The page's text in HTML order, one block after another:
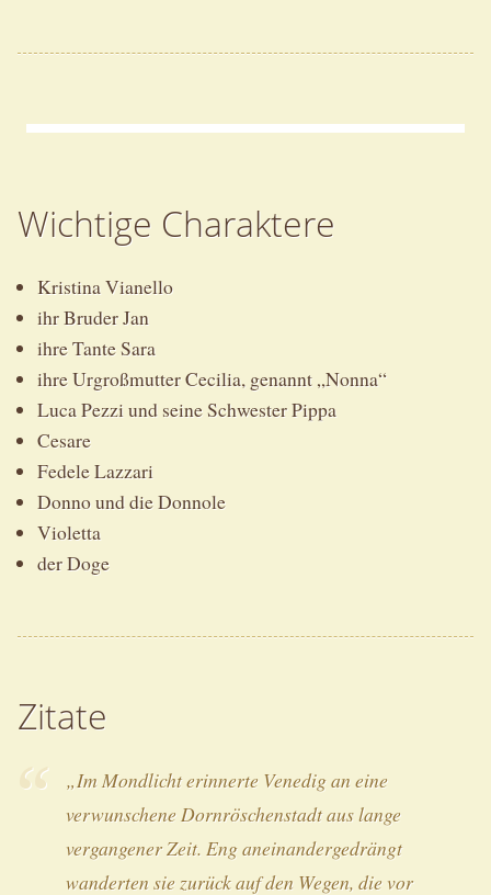
Wichtige Charaktere
Kristina Vianello
ihr Bruder Jan
ihre Tante Sara
ihre Urgroßmutter Cecilia, genannt „Nonna“
Luca Pezzi und seine Schwester Pippa
Cesare
Fedele Lazzari
Donno und die Donnole
Violetta
der Doge
Zitate
„Im Mondlicht erinnerte Venedig an eine
verwunschene Dornröschenstadt aus lange
vergangener Zeit. Eng aneinandergedrängt
wanderten sie zurück auf den Wegen, die vor